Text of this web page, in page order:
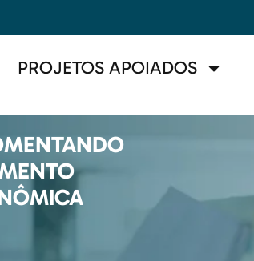
PROJETOS APOIADOS